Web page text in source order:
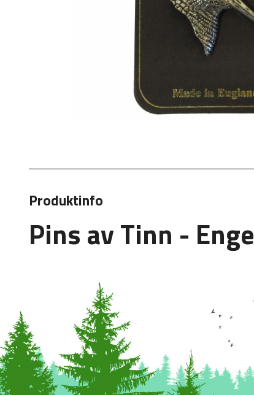
Produktinfo
Pins av Tinn -